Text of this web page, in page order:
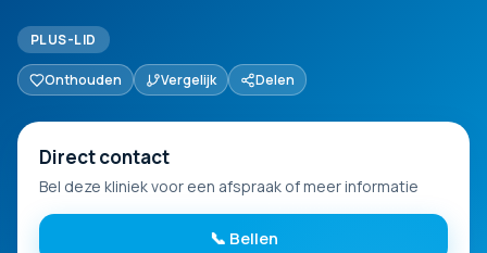
PLUS-LID
Onthouden Vergelijk Delen
Direct contact
Bel deze kliniek voor een afspraak of meer informatie
📞 Bellen